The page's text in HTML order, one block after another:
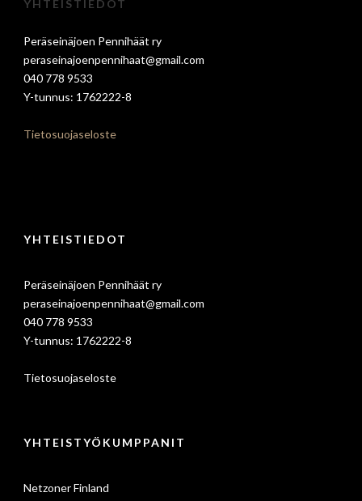
YHTEISTIEDOT
Peräseinäjoen Pennihäät ry
peraseinajoenpennihaat@gmail.com
040 778 9533
Y-tunnus: 1762222-8
Tietosuojaseloste
YHTEISTIEDOT
Peräseinäjoen Pennihäät ry
peraseinajoenpennihaat@gmail.com
040 778 9533
Y-tunnus: 1762222-8
Tietosuojaseloste
YHTEISTYÖKUMPPANIT
Netzoner Finland